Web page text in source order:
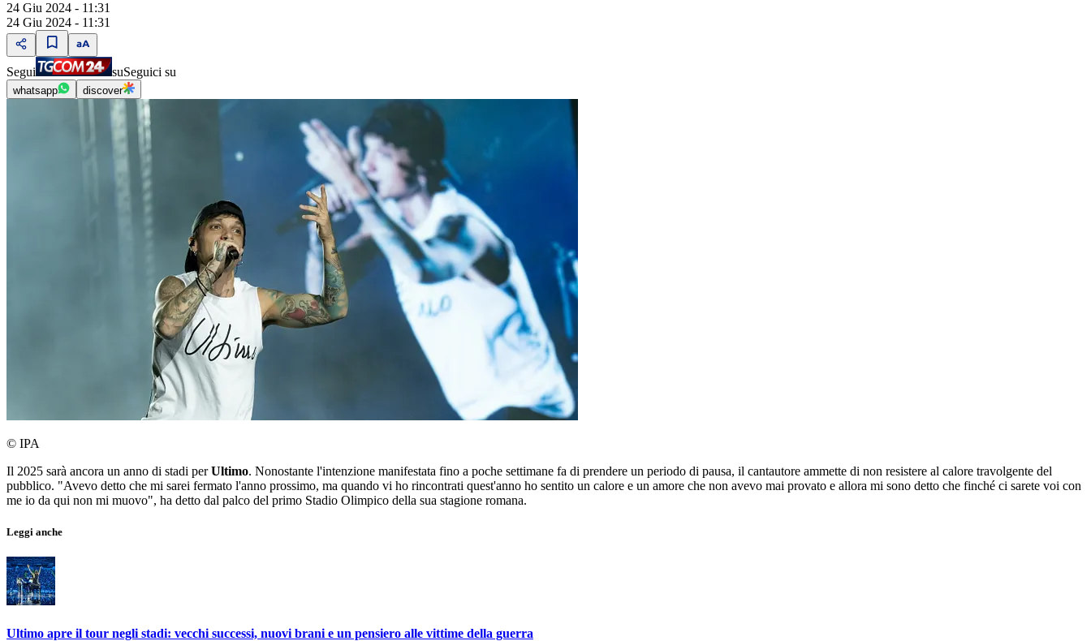
24 Giu 2024 - 11:31
24 Giu 2024 - 11:31
Segui suSeguici su
whatsapp discover
© IPA
Il 2025 sarà ancora un anno di stadi perUltimo. Nonostante l'intenzione manifestata fino a poche settimane fa di prendere un periodo di pausa, il cantautore ammette di non resistere al calore travolgente del
pubblico. "Avevo detto che mi sarei fermato l'anno prossimo, ma quando vi ho rincontrati quest'anno ho sentito un calore e un amore che non avevo mai provato e allora mi sono detto che finché ci sarete voi con
me io da qui non mi muovo", ha detto dal palco del primo Stadio Olimpico della sua stagione romana.
Leggi anche
Ultimo apre il tour negli stadi: vecchi successi, nuovi brani e un pensiero alle vittime della guerra